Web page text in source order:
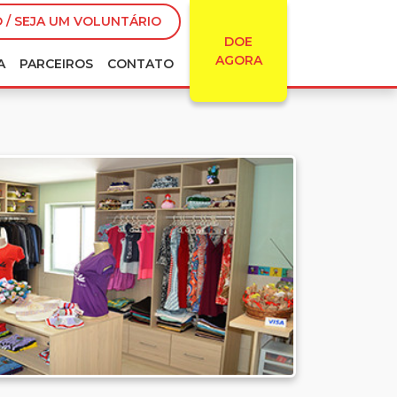
/ SEJA UM VOLUNTÁRIO
DOE
AGORA
PARCEIROS CONTATO